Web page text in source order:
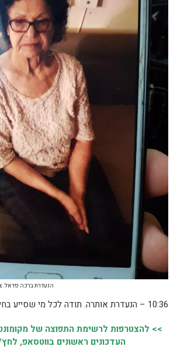
הנעדרת ברכה פדאל.
10:36 – הנעדרת אותרה. תודה לכל מי שסייע בחיפושים.
>> להצטרפות לרשימת התפוצה של
העדכונים ראשונים בווטסאפ,